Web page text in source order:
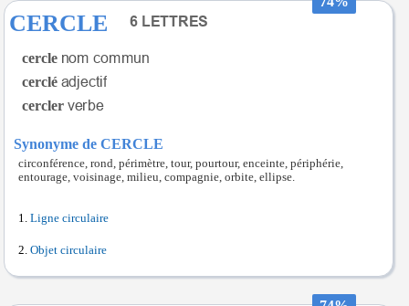
CERCLE
cercle
cerclé
cercler
Synonyme de CERCLE
circonférence, rond, périmètre, tour, pourtour, enceinte, périphérie,
entourage, voisinage, milieu, compagnie, orbite, ellipse.
Ligne circulaire
Objet circulaire